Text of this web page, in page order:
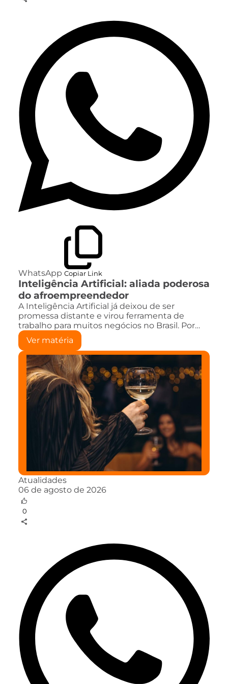
WhatsApp Copiar Link
Inteligência Artificial: aliada poderosa
do afroempreendedor
A Inteligência Artificial já deixou de ser
promessa distante e virou ferramenta de
trabalho para muitos negócios no Brasil. Por…
Ver matéria
Atualidades
06 de agosto de 2026
0